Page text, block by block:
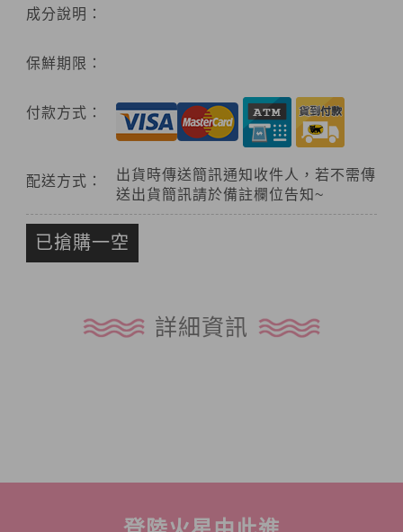
成分說明：
保鮮期限：
付款方式：
配送方式：
出貨時傳送簡訊通知收件人，若不需傳
送出貨簡訊請於備註欄位告知~
已搶購一空
詳細資訊